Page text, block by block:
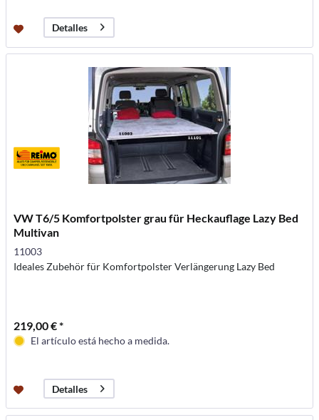
Detalles
VW T6/5 Komfortpolster grau für Heckauflage Lazy Bed
Multivan
11003
Ideales Zubehör für Komfortpolster Verlängerung Lazy Bed
219,00 € *
El artículo está hecho a medida.
Detalles